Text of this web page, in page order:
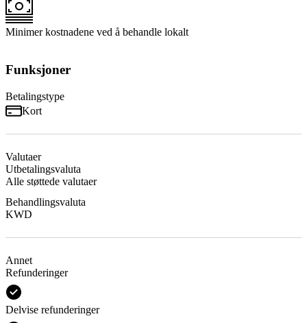
Minimer kostnadene ved å behandle lokalt
Funksjoner
Betalingstype
Kort
Valutaer
Utbetalingsvaluta
Alle støttede valutaer
Behandlingsvaluta
KWD
Annet
Refunderinger
Delvise refunderinger